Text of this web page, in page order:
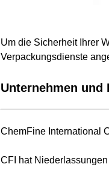
Um die Sicherheit Ihrer
Verpackungsdienste
Unternehmen und
ChemFine International
CFI hat